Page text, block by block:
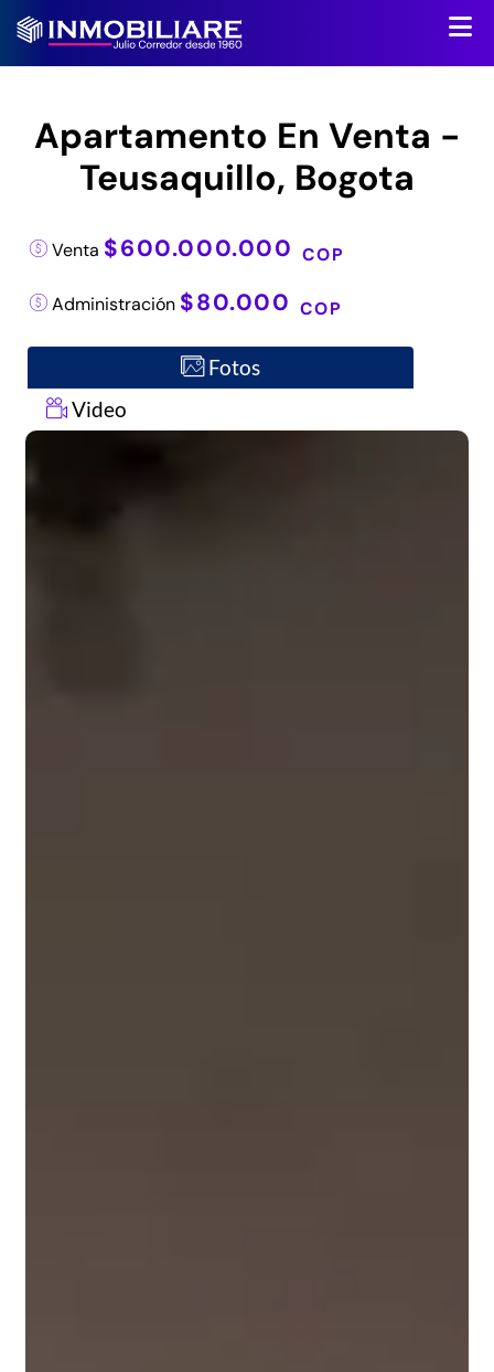
Apartamento En Venta -
Teusaquillo, Bogota
Venta $600.000.000 COP
Administración $80.000 COP
Fotos
Video